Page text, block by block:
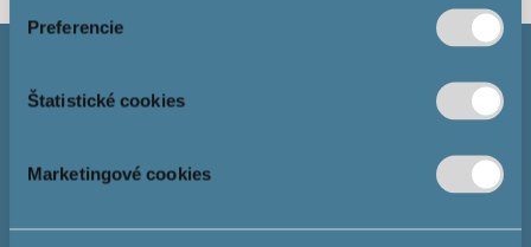
Preferencie
Štatistické cookies
Marketingové cookies